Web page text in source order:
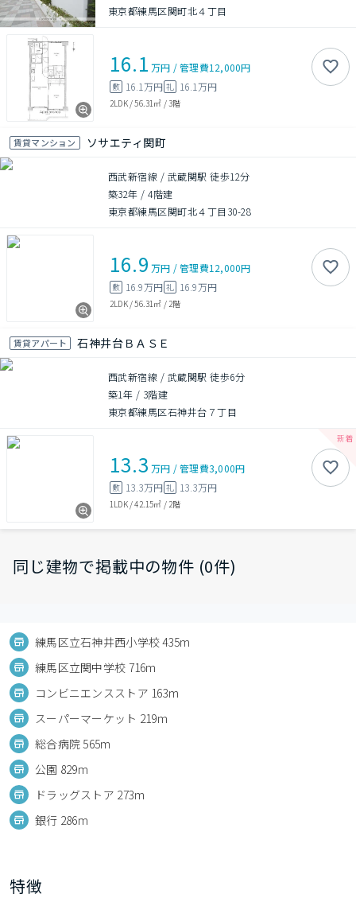
東京都練馬区関町北４丁目
16.1 万円 /管理費12,000円
敷 16.1万円 礼 16.1万円
2LDK/56.31㎡ /3階
賃貸マンション ソサエティ関町
西武新宿線 / 武蔵関駅 徒歩12分
築32年 /4階建
東京都練馬区関町北４丁目30-28
16.9 万円 /管理費12,000円
敷 16.9万円 礼 16.9万円
2LDK/56.31㎡ / 2階
賃貸アパート 石神井台ＢＡＳＥ
西武新宿線 / 武蔵関駅 徒歩6分
築1年 / 3階建
東京都練馬区石神井台７丁目
13.3 万円 /管理費3,000円
敷 13.3万円 礼 13.3万円
1LDK/42.15㎡ / 2階
同じ建物で掲載中の物件 (0件)
練馬区立石神井西小学校 435m
練馬区立関中学校 716m
コンビニエンスストア 163m
スーパーマーケット 219m
総合病院 565m
公園 829m
ドラッグストア 273m
銀行 286m
特徴